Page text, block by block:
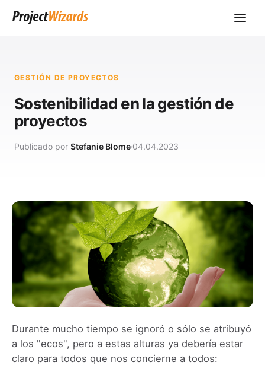
GESTIÓN DE PROYECTOS
Sostenibilidad en la gestión de
proyectos
Publicado por Stefanie Blome 04.04.2023
Durante mucho tiempo se ignoró o sólo se atribuyó
a los "ecos", pero a estas alturas ya debería estar
claro para todos que nos concierne a todos: